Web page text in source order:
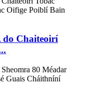
do Chaiteoirí